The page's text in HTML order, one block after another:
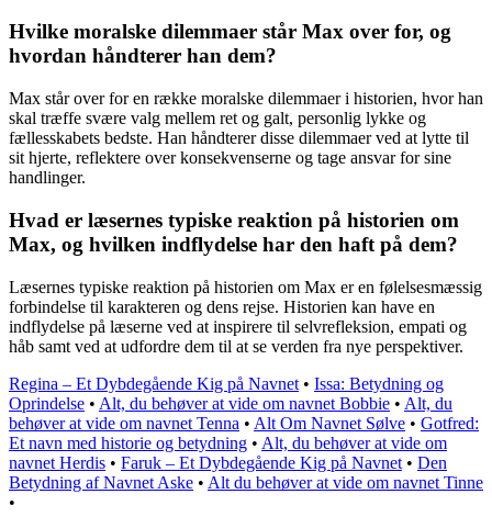
Hvilke moralske dilemmaer står Max over for, og
hvordan håndterer han dem?
Max står over for en række moralske dilemmaer i historien, hvor han
skal træffe svære valg mellem ret og galt, personlig lykke og
fællesskabets bedste. Han håndterer disse dilemmaer ved at lytte til
sit hjerte, reflektere over konsekvenserne og tage ansvar for sine
handlinger.
Hvad er læsernes typiske reaktion på historien om
Max, og hvilken indflydelse har den haft på dem?
Læsernes typiske reaktion på historien om Max er en følelsesmæssig
forbindelse til karakteren og dens rejse. Historien kan have en
indflydelse på læserne ved at inspirere til selvrefleksion, empati og
håb samt ved at udfordre dem til at se verden fra nye perspektiver.
Regina – Et Dybdegående Kig på Navnet • Issa: Betydning og
Oprindelse • Alt, du behøver at vide om navnet Bobbie • Alt, du
behøver at vide om navnet Tenna • Alt Om Navnet Sølve • Gotfred:
Et navn med historie og betydning • Alt, du behøver at vide om
navnet Herdis • Faruk – Et Dybdegående Kig på Navnet • Den
Betydning af Navnet Aske • Alt du behøver at vide om navnet Tinne
•